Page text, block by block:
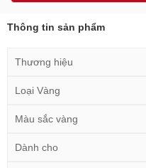
Thông tin sản phẩm
Thương hiệu
Loại Vàng
Màu sắc vàng
Dành cho